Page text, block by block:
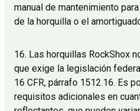
manual de mantenimiento
de la horquilla o el
16. Las horquillas RockShox
que exige la legislación
16 CFR, párrafo 1512.16. Es
requisitos adicionales en